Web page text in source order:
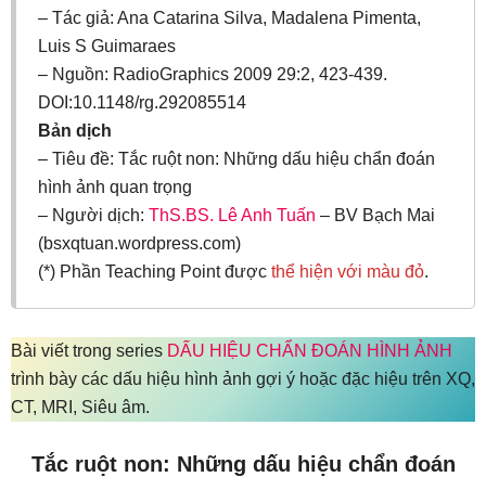
– Tác giả: Ana Catarina Silva, Madalena Pimenta,
Luis S Guimaraes
– Nguồn: RadioGraphics 2009 29:2, 423-439.
DOI:10.1148/rg.292085514
Bản dịch
– Tiêu đề: Tắc ruột non: Những dấu hiệu chẩn đoán
hình ảnh quan trọng
– Người dịch: ThS.BS. Lê Anh Tuấn – BV Bạch Mai
(bsxqtuan.wordpress.com)
(*) Phần Teaching Point được thể hiện với màu đỏ.
Bài viết trong series DẤU HIỆU CHẨN ĐOÁN HÌNH ẢNH
trình bày các dấu hiệu hình ảnh gợi ý hoặc đặc hiệu trên XQ,
CT, MRI, Siêu âm.
Tắc ruột non: Những dấu hiệu chẩn đoán